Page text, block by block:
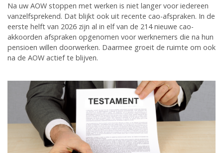
Na uw AOW stoppen met werken is niet langer voor iedereen
vanzelfsprekend. Dat blijkt ook uit recente cao-afspraken. In de
eerste helft van 2026 zijn al in elf van de 214 nieuwe cao-
akkoorden afspraken opgenomen voor werknemers die na hun
pensioen willen doorwerken. Daarmee groeit de ruimte om ook
na de AOW actief te blijven.